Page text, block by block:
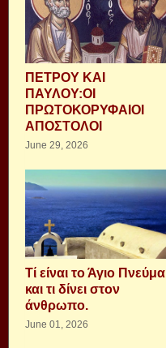
ΠΕΤΡΟΥ ΚΑΙ
ΠΑΥΛΟΥ:ΟΙ
ΠΡΩΤΟΚΟΡΥΦΑΙΟΙ
ΑΠΟΣΤΟΛΟΙ
June 29, 2026
Τί είναι το Άγιο Πνεύμα
και τι δίνει στον
άνθρωπο.
June 01, 2026